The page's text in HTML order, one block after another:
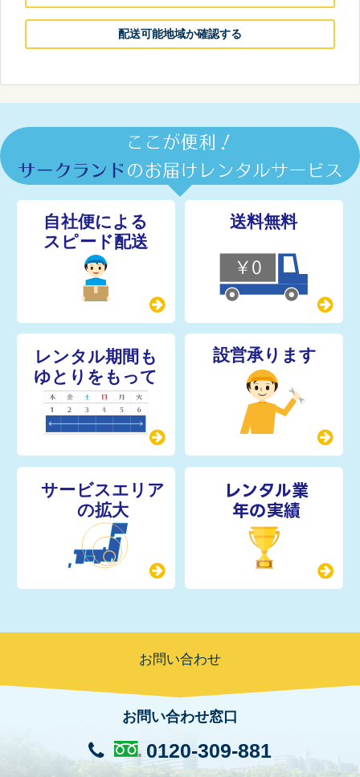
配送可能地域か確認する
レンタル業
年の実績
お問い合わせ
お問い合わせ窓口
0120-309-881